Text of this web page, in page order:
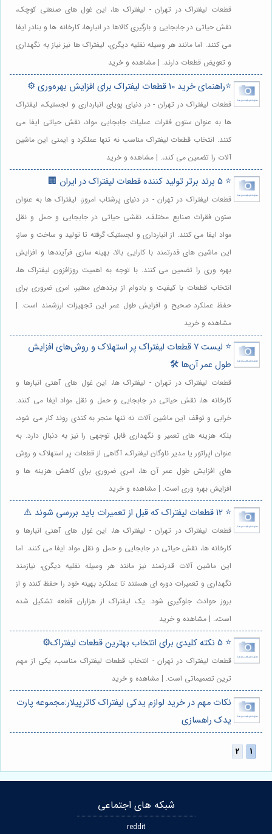
قطعات لیفتراک در تهران - لیفتراک ها، این غول های صنعتی کوچک،
نقش حیاتی در جابجایی و بارگیری کالاها در انبارها، کارخانه ها و بنادر ایفا
می کنند. اما مانند هر وسیله نقلیه دیگری، لیفتراک ها نیز نیاز به نگهداری
و تعویض قطعات دارند. | مشاهده و خرید
⭐️راهنمای خرید 10 قطعات لیفتراک برای افزایش بهره‌وری ⚙️
قطعات لیفتراک در تهران - در دنیای پویای انبارداری و لجستیک، لیفتراک
ها به عنوان ستون فقرات عملیات جابجایی مواد، نقش حیاتی ایفا می
کنند. انتخاب قطعات لیفتراک مناسب نه تنها عملکرد و ایمنی این ماشین
آلات را تضمین می کند،. | مشاهده و خرید
⭐️ 5 برند برتر تولید کننده قطعات لیفتراک در ایران 🏢
قطعات لیفتراک در تهران - در دنیای پرشتاب امروز، لیفتراک ها به عنوان
ستون فقرات صنایع مختلف، نقشی حیاتی در جابجایی و حمل و نقل
مواد ایفا می کنند. از انبارداری و لجستیک گرفته تا تولید و ساخت و ساز،
این ماشین های قدرتمند با کارایی بالا، بهینه سازی فرآیندها و افزایش
بهره وری را تضمین می کنند. با توجه به اهمیت روزافزون لیفتراک ها،
انتخاب قطعات با کیفیت و بادوام از برندهای معتبر، امری ضروری برای
حفظ عملکرد صحیح و افزایش طول عمر این تجهیزات ارزشمند است. |
مشاهده و خرید
⭐️ لیست 7 قطعات لیفتراک پر استهلاک و روش‌های افزایش
طول عمر آن‌ها 🛠️
قطعات لیفتراک در تهران - لیفتراک ها، این غول های آهنی انبارها و
کارخانه ها، نقش حیاتی در جابجایی و حمل و نقل مواد ایفا می کنند.
خرابی و توقف این ماشین آلات نه تنها منجر به کندی روند کار می شود،
بلکه هزینه های تعمیر و نگهداری قابل توجهی را نیز به دنبال دارد. به
عنوان اپراتور یا مدیر ناوگان لیفتراک، آگاهی از قطعات پر استهلاک و روش
های افزایش طول عمر آن ها، امری ضروری برای کاهش هزینه ها و
افزایش بهره وری است. | مشاهده و خرید
⭐️ 12 قطعات لیفتراک که قبل از تعمیرات باید بررسی شوند ⚠️
قطعات لیفتراک در تهران - لیفتراک ها، این غول های آهنی انبارها و
کارخانه ها، نقش حیاتی در جابجایی و حمل و نقل مواد ایفا می کنند. اما
این ماشین آلات قدرتمند نیز مانند هر وسیله نقلیه دیگری، نیازمند
نگهداری و تعمیرات دوره ای هستند تا عملکرد بهینه خود را حفظ کنند و از
بروز حوادث جلوگیری شود. یک لیفتراک از هزاران قطعه تشکیل شده
است،. | مشاهده و خرید
⭐️ 5 نکته کلیدی برای انتخاب بهترین قطعات لیفتراک⚙️
قطعات لیفتراک در تهران - انتخاب قطعات لیفتراک مناسب، یکی از مهم
ترین تصمیماتی است. | مشاهده و خرید
نکات مهم در خرید لوازم یدکی لیفتراک کاترپیلار:مجموعه پارت
یدک راهسازی
شبکه های اجتماعی
reddit